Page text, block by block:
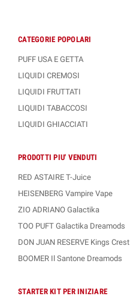
CATEGORIE POPOLARI
PUFF USA E GETTA
LIQUIDI CREMOSI
LIQUIDI FRUTTATI
LIQUIDI TABACCOSI
LIQUIDI GHIACCIATI
PRODOTTI PIU' VENDUTI
RED ASTAIRE T-Juice
HEISENBERG Vampire Vape
ZIO ADRIANO Galactika
TOO PUFT Galactika Dreamods
DON JUAN RESERVE Kings Crest
BOOMER Il Santone Dreamods
STARTER KIT PER INIZIARE